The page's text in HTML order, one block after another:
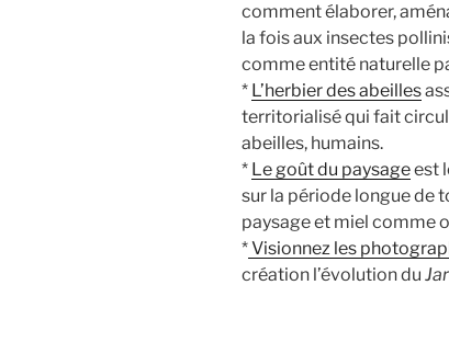
comment élaborer,
la fois aux insectes
comme entité naturelle
* L’herbier des abeilles
territorialisé qui fait
abeilles, humains.
* Le goût du paysageest
sur la période longue de
paysage et miel comme
*Visionnez les
création l’évolution du